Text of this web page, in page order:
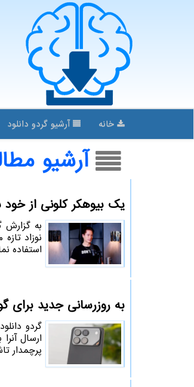
خانه آرشیو گردو دانلود
آرشیو
یک بیوهکر کلونی از
به گزارش
نوزاد
استفاده
به روزرسانی جدید برای
ارسال
پرچمدار